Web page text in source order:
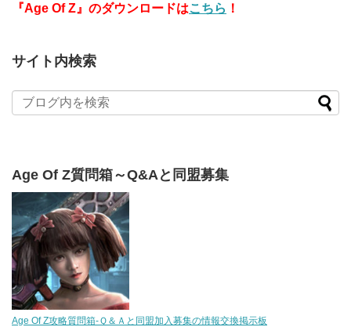
『Age Of Z』のダウンロードはこちら ！
サイト内検索
Age Of Z質問箱～Q&Aと同盟募集
Age Of Z攻略質問箱-Ｑ＆Ａと同盟加入募集の情報交換掲示板